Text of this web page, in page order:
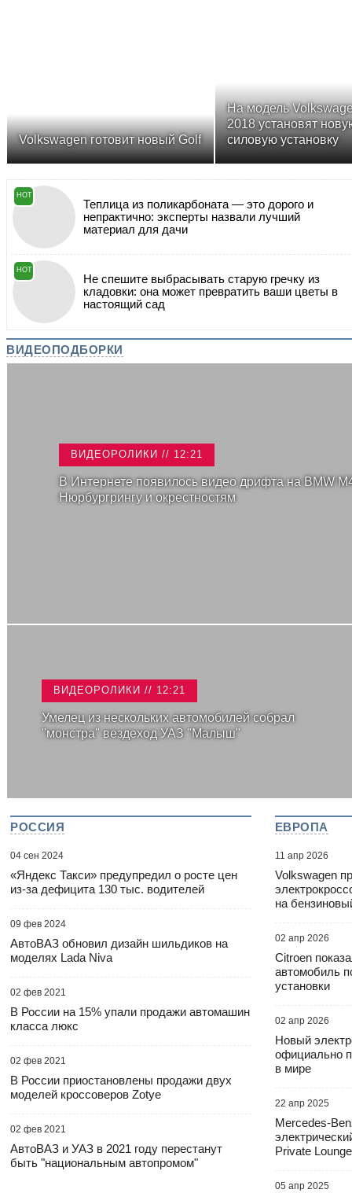
Volkswagen готовит новый Golf
На модель
2018 установят
силовую установку
HOT
Теплица из поликарбоната — это дорого и
непрактично: эксперты назвали лучший
материал для дачи
HOT
Не спешите выбрасывать старую гречку из
кладовки: она может превратить ваши цветы в
настоящий сад
ВИДЕОПОДБОРКИ
ВИДЕОРОЛИКИ // 12:21
В Интернете появилось видео дрифта на BMW
Нюрбургрингу и окрестностям
ВИДЕОРОЛИКИ // 12:21
Умелец из нескольких автомобилей собрал
"монстра" вездеход УАЗ "Малыш"
РОССИЯ
04 сен 2024
«Яндекс Такси» предупредил о росте цен
из-за дефицита 130 тыс. водителей
09 фев 2024
АвтоВАЗ обновил дизайн шильдиков на
моделях Lada Niva
02 фев 2021
В России на 15% упали продажи автомашин
класса люкс
02 фев 2021
В России приостановлены продажи двух
моделей кроссоверов Zotye
02 фев 2021
АвтоВАЗ и УАЗ в 2021 году перестанут
быть "национальным автопромом"
ЕВРОПА
11 апр 2026
Volkswagen
на
02 апр 2026
Citroen
автомобиль
установки
02 апр 2026
Новый
официально
в мире
22 апр 2025
Mercedes-
Private Lounge
05 апр 2025